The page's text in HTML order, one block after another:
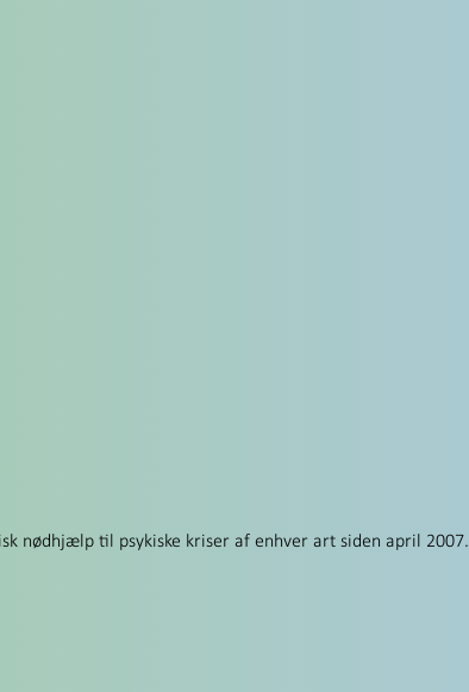
nødhjælp til psykiske kriser af enhver art siden april 2007.